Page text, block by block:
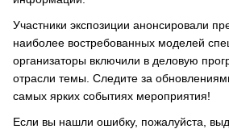
Участники экспозиции анонсировали
наиболее востребованных моделей
организаторы включили в деловую
отрасли темы. Следите за
самых ярких событиях мероприятия!
Если вы нашли ошибку, пожалуйста,